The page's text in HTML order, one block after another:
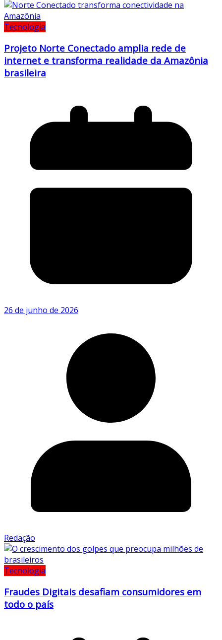
Tecnologia
Projeto Norte Conectado amplia rede de
internet e transforma realidade da Amazônia
brasileira
26 de junho de 2026
Redação
Tecnologia
Fraudes Digitais desafiam consumidores em
todo o país